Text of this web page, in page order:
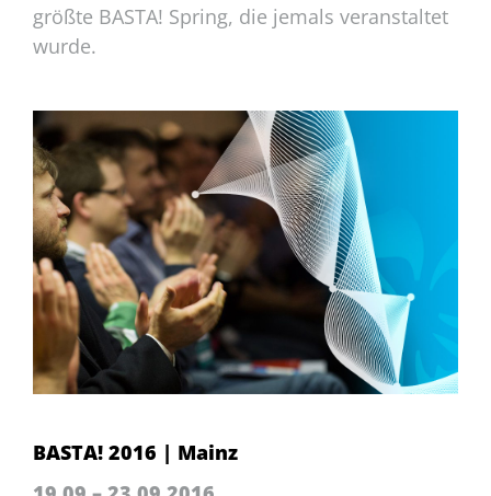
größte BASTA! Spring, die jemals veranstaltet
wurde.
BASTA! 2016 | Mainz